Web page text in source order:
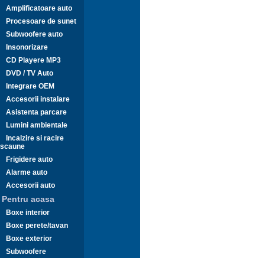
Amplificatoare auto
Procesoare de sunet
Subwoofere auto
Insonorizare
CD Playere MP3
DVD / TV Auto
Integrare OEM
Accesorii instalare
Asistenta parcare
Lumini ambientale
Incalzire si racire
scaune
Frigidere auto
Alarme auto
Accesorii auto
Pentru acasa
Boxe interior
Boxe perete/tavan
Boxe exterior
Subwoofere